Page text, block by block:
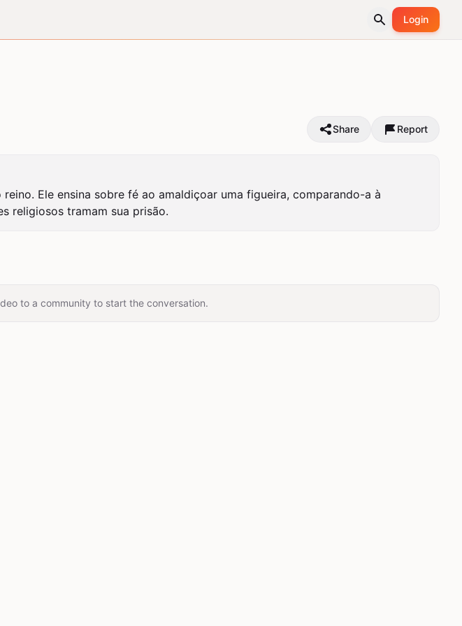
Login
Share Report
Ele ensina sobre fé ao amaldiçoar uma figueira, comparando-a à
religiosos tramam sua prisão.
to a community to start the conversation.